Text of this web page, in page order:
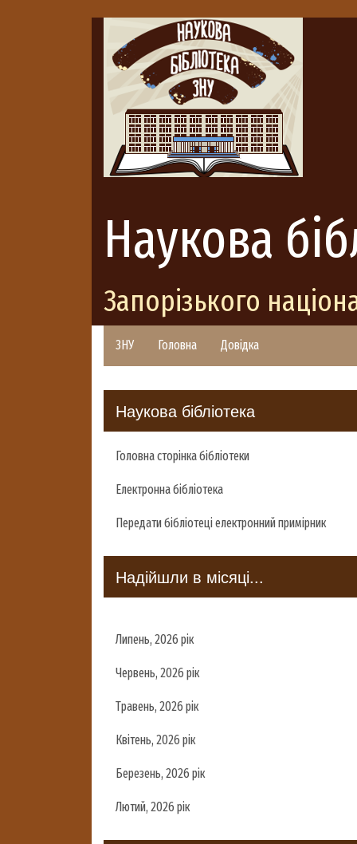
Наукова
Запорізького
ЗНУ Головна Довідка
Наукова бібліотека
Головна сторінка бібліотеки
Електронна бібліотека
Передати бібліотеці електронний примірник
Надійшли в місяці...
Липень, 2026 рік
Червень, 2026 рік
Травень, 2026 рік
Квітень, 2026 рік
Березень, 2026 рік
Лютий, 2026 рік